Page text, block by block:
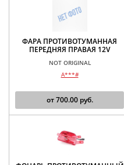
ФАРА ПРОТИВОТУМАННАЯ
ПЕРЕДНЯЯ ПРАВАЯ 12V
NOT ORIGINAL
A***#
от700.00руб.